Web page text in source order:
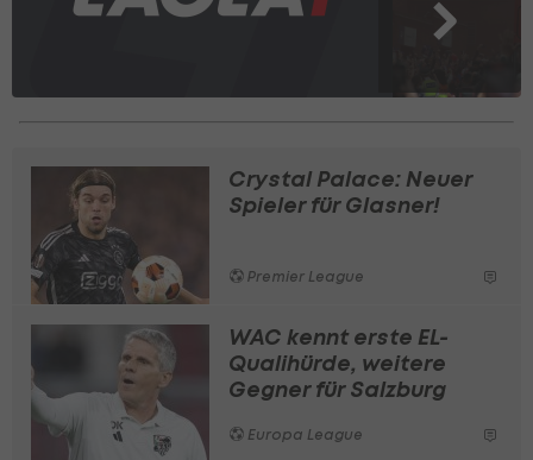
Crystal Palace: Neuer
Spieler für Glasner!
Premier League
WAC kennt erste EL-
Qualihürde, weitere
Gegner für Salzburg
Europa League